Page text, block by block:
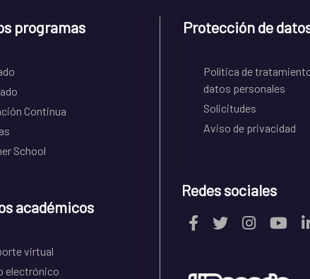
programas
Continua
School
académicos
virtual
electrónico
Protección de
Política de
datos personales
Solicitudes
Aviso de privacidad
Redes sociales